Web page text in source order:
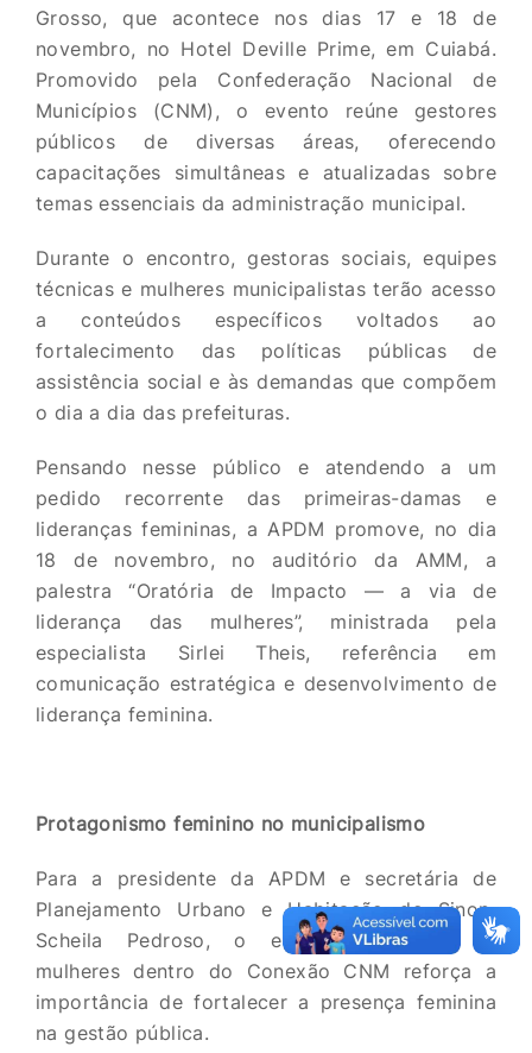
Grosso, que acontece nos dias 17 e 18 de
novembro, no Hotel Deville Prime, em Cuiabá.
Promovido pela Confederação Nacional de
Municípios (CNM), o evento reúne gestores
públicos de diversas áreas, oferecendo
capacitações simultâneas e atualizadas sobre
temas essenciais da administração municipal.
Durante o encontro, gestoras sociais, equipes
técnicas e mulheres municipalistas terão acesso
a conteúdos específicos voltados ao
fortalecimento das políticas públicas de
assistência social e às demandas que compõem
o dia a dia das prefeituras.
Pensando nesse público e atendendo a um
pedido recorrente das primeiras-damas e
lideranças femininas, a APDM promove, no dia
18 de novembro, no auditório da AMM, a
palestra “Oratória de Impacto — a via de
liderança das mulheres”, ministrada pela
especialista Sirlei Theis, referência em
comunicação estratégica e desenvolvimento de
liderança feminina.
Protagonismo feminino no municipalismo
Para a presidente da APDM e secretária de
Planejamento Urbano e Habitação de Sinop,
Scheila Pedroso, o espaço dedicado às
mulheres dentro do Conexão CNM reforça a
importância de fortalecer a presença feminina
na gestão pública.